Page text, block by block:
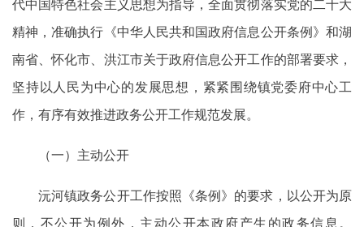
精神，准确执行《中华人民共和国政府信息公开条例》和湖
南省、怀化市、洪江市关于政府信息公开工作的部署要求，
坚持以人民为中心的发展思想，紧紧围绕镇党委府中心工
作，有序有效推进政务公开工作规范发展。
（一）主动公开
沅河镇政务公开工作按照《条例》的要求，以公开为原
则，不公开为例外，主动公开本政府产生的政务信息。